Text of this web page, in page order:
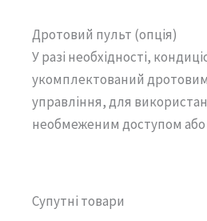
Дротовий пульт (опція)
У разі необхідності,
укомплектований
управління, для
необмеженим доступом або
Супутні товари